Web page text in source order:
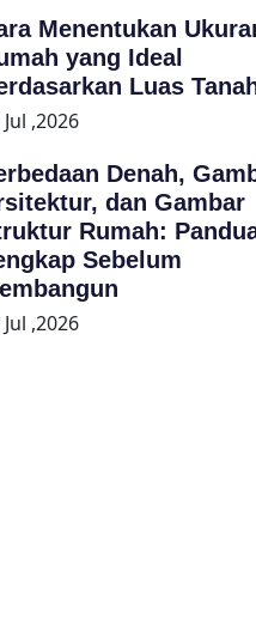
Menentukan
yang Ideal
Luas
,2026
Denah,
dan Gambar
Rumah:
Sebelum
,2026